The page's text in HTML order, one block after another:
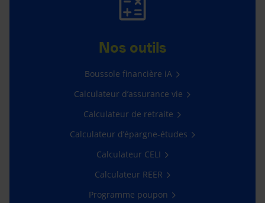
Nos outils
Boussole financière iA
Calculateur d’assurance vie
Calculateur de retraite
Calculateur d’épargne-études
Calculateur CELI
Calculateur REER
Programme poupon